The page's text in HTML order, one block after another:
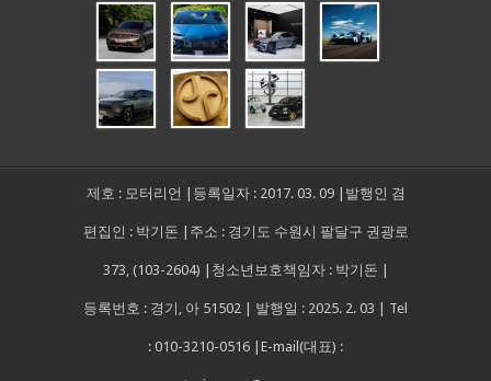
제호 : 모터리언 |등록일자 : 2017. 03. 09 |발행인 겸
편집인 : 박기돈 |주소 : 경기도 수원시 팔달구 권광로
373, (103-2604) |청소년보호책임자 : 박기돈 |
등록번호 : 경기, 아 51502 | 발행일 : 2025. 2. 03 | Tel
: 010-3210-0516 |E-mail(대표) :